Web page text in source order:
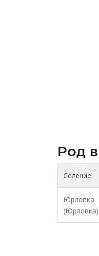
Род
Селение
Юрловка
(Юрловка)